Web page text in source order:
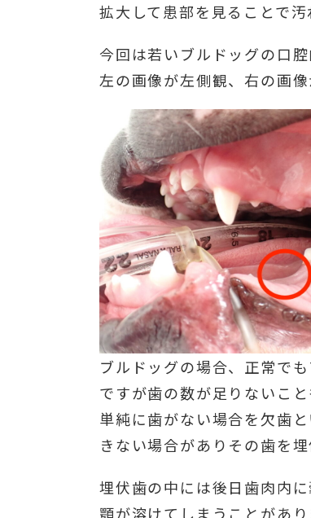
拡大して患部を見ることで
今回は若いブルドッグの口腔
左の画像が左側観、右の画像
ブルドッグの場合、正常で
ですが歯の数が足りないこと
単純に歯がない場合を欠歯
きない場合がありその歯を埋
埋伏歯の中には後日歯肉内
顎が溶けてしまうことがあ